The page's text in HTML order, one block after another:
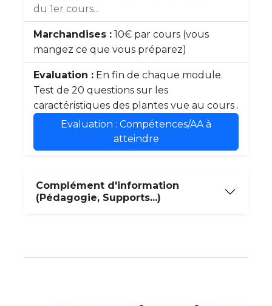
du 1er cours...
Marchandises : 10€ par cours (vous
mangez ce que vous préparez)
Evaluation : En fin de chaque module.
Test de 20 questions sur les
caractéristiques des plantes vue au cours .
Evaluation : Compétences/AA à
atteindre
Complément d'information
(Pédagogie, Supports...)